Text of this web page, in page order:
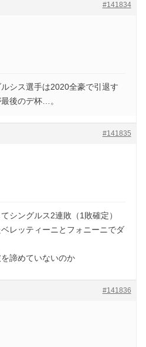
#141834
シス選手は2020全豪で引退す
後のデ杯…。
#141835
シングルス2連敗（1敗確定）
レッティーニとフォニーニでダ
諦めていないのか
#141836